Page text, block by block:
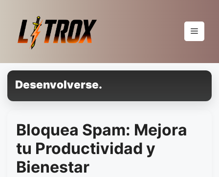
conteúdo
Menu
Desenvolverse.
Bloquea Spam: Mejora
tu Productividad y
Bienestar